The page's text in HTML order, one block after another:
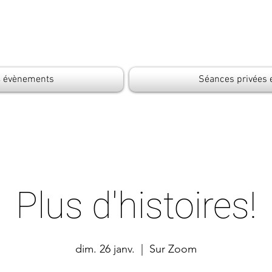
évènements Séances privées
Plus d'histoires!
dim. 26 janv. Sur Zoom